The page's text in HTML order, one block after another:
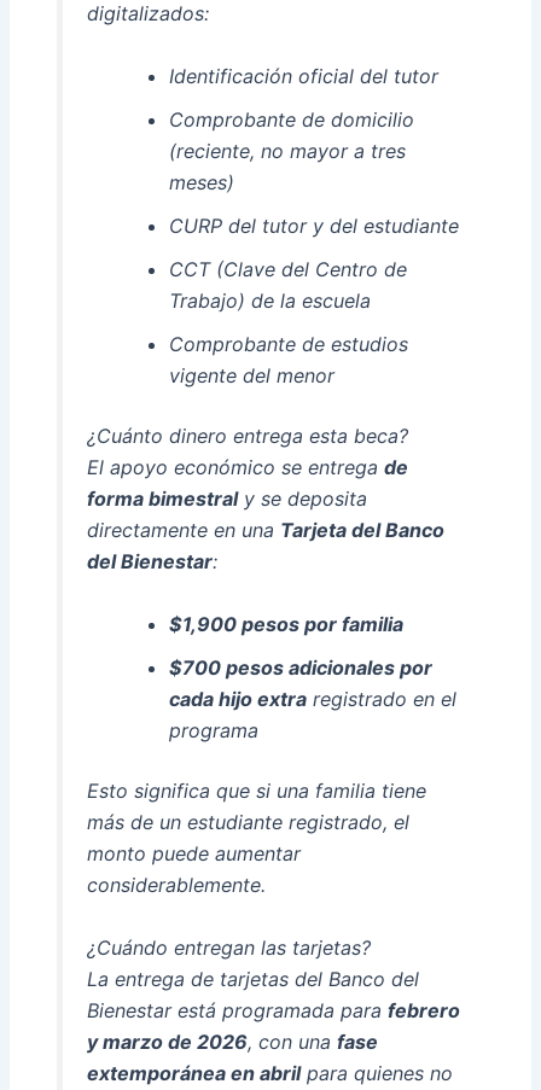
digitalizados:
Identificación oficial del tutor
Comprobante de domicilio
(reciente, no mayor a tres
meses)
CURP del tutor y del estudiante
CCT (Clave del Centro de
Trabajo) de la escuela
Comprobante de estudios
vigente del menor
¿Cuánto dinero entrega esta beca?
El apoyo económico se entrega de
forma bimestraly se deposita
directamente en una Tarjeta del Banco
del Bienestar:
$1,900 pesos por familia
$700 pesos adicionales por
cada hijo extraregistrado en el
programa
Esto significa que si una familia tiene
más de un estudiante registrado, el
monto puede aumentar
considerablemente.
¿Cuándo entregan las tarjetas?
La entrega de tarjetas del Banco del
Bienestar está programada para febrero
y marzo de 2026, con una fase
extemporánea en abrilpara quienes no